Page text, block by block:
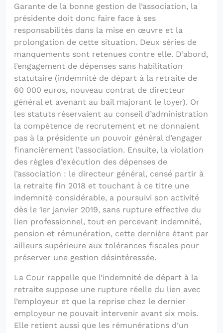
Garante de la bonne gestion de l’association, la
présidente doit donc faire face à ses
responsabilités dans la mise en œuvre et la
prolongation de cette situation. Deux séries de
manquements sont retenues contre elle. D’abord,
l’engagement de dépenses sans habilitation
statutaire (indemnité de départ à la retraite de
60 000 euros, nouveau contrat de directeur
général et avenant au bail majorant le loyer). Or
les statuts réservaient au conseil d’administration
la compétence de recrutement et ne donnaient
pas à la présidente un pouvoir général d’engager
financièrement l’association. Ensuite, la violation
des règles d’exécution des dépenses de
l’association : le directeur général, censé partir à
la retraite fin 2018 et touchant à ce titre une
indemnité considérable, a poursuivi son activité
dès le 1er janvier 2019, sans rupture effective du
lien professionnel, tout en percevant indemnité,
pension et rémunération, cette dernière étant par
ailleurs supérieure aux tolérances fiscales pour
préserver une gestion désintéressée.
La Cour rappelle que l’indemnité de départ à la
retraite suppose une rupture réelle du lien avec
l’employeur et que la reprise chez le dernier
employeur ne pouvait intervenir avant six mois.
Elle retient aussi que les rémunérations d’un